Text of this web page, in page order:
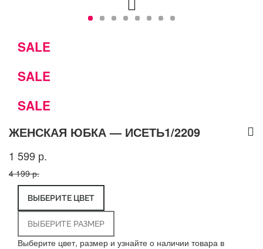
SALE
SALE
SALE
ЖЕНСКАЯ ЮБКА — ИСЕТЬ1/2209
1 599 р.
4 199 р.
ВЫБЕРИТЕ ЦВЕТ
ВЫБЕРИТЕ РАЗМЕР
Выберите цвет, размер и узнайте о наличии товара в